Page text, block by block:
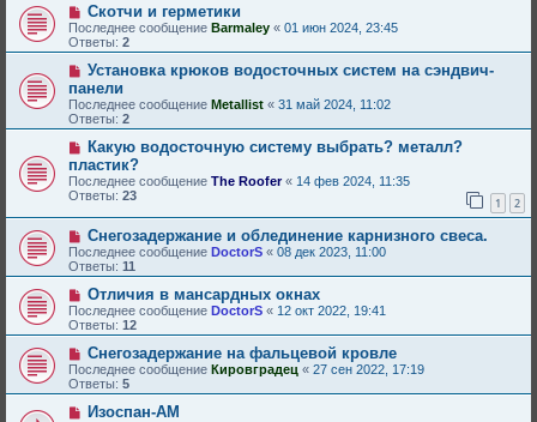
Скотчи и герметики
Последнее сообщение Barmaley « 01 июн 2024, 23:45
Ответы: 2
Установка крюков водосточных систем на сэндвич-
панели
Последнее сообщение Metallist « 31 май 2024, 11:02
Ответы: 2
Какую водосточную систему выбрать? металл?
пластик?
Последнее сообщение The Roofer« 14 фев 2024, 11:35
Ответы: 23 1 2
Снегозадержание и облединение карнизного свеса.
Последнее сообщение DoctorS « 08 дек 2023, 11:00
Ответы: 11
Отличия в мансардных окнах
Последнее сообщение DoctorS « 12 окт 2022, 19:41
Ответы: 12
Снегозадержание на фальцевой кровле
Последнее сообщение Кировградец « 27 сен 2022, 17:19
Ответы: 5
Изоспан-АМ